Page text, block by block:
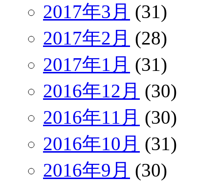
2017年3月 (31)
2017年2月 (28)
2017年1月 (31)
2016年12月 (30)
2016年11月 (30)
2016年10月 (31)
2016年9月 (30)